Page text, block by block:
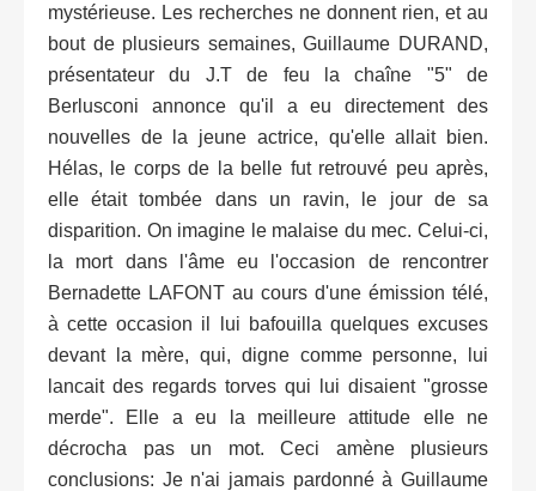
mystérieuse. Les recherches ne donnent rien, et au
bout de plusieurs semaines, Guillaume DURAND,
présentateur du J.T de feu la chaîne "5" de
Berlusconi annonce qu'il a eu directement des
nouvelles de la jeune actrice, qu'elle allait bien.
Hélas, le corps de la belle fut retrouvé peu après,
elle était tombée dans un ravin, le jour de sa
disparition. On imagine le malaise du mec. Celui-ci,
la mort dans l'âme eu l'occasion de rencontrer
Bernadette LAFONT au cours d'une émission télé,
à cette occasion il lui bafouilla quelques excuses
devant la mère, qui, digne comme personne, lui
lancait des regards torves qui lui disaient "grosse
merde". Elle a eu la meilleure attitude elle ne
décrocha pas un mot. Ceci amène plusieurs
conclusions: Je n'ai jamais pardonné à Guillaume